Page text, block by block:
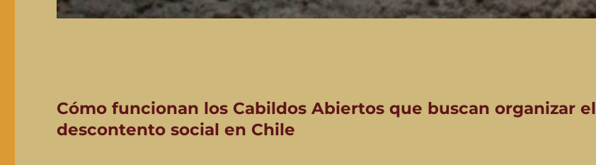
Cómo funcionan los Cabildos Abiertos que buscan organizar el
descontento social en Chile